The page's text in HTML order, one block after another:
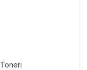
Toneri